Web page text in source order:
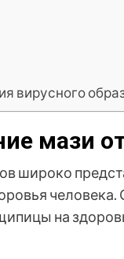
вирусного
мази
широко
человека.
на